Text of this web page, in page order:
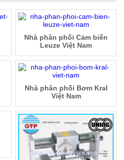
Nhà phân phối Cảm biến
Leuze Việt Nam
Nhà phân phối Bơm Kral
Việt Nam